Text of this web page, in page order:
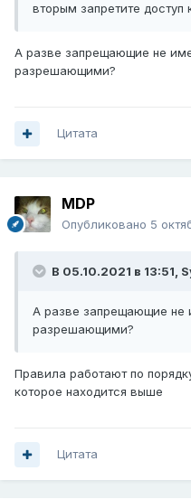
вторым запретите доступ
А разве запрещающие не
разрешающими?
Цитата
MDP
Опубликовано 5
В 05.10.2021 в 13:51,
А разве запрещающие не
разрешающими?
Правила работают по
которое находится выше
Цитата